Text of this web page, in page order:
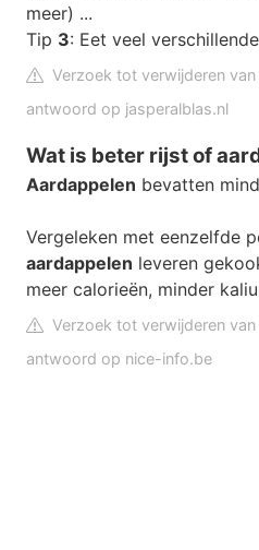
meer) ...
Tip 3: Eet veel
Verzoek tot verwijderen
antwoord op jasperalblas.nl
Wat is beter rijst of
Aardappelen bevatten
Vergeleken met eenzelfde
aardappelen leveren
meer calorieën, minder
Verzoek tot verwijderen
antwoord op nice-info.be